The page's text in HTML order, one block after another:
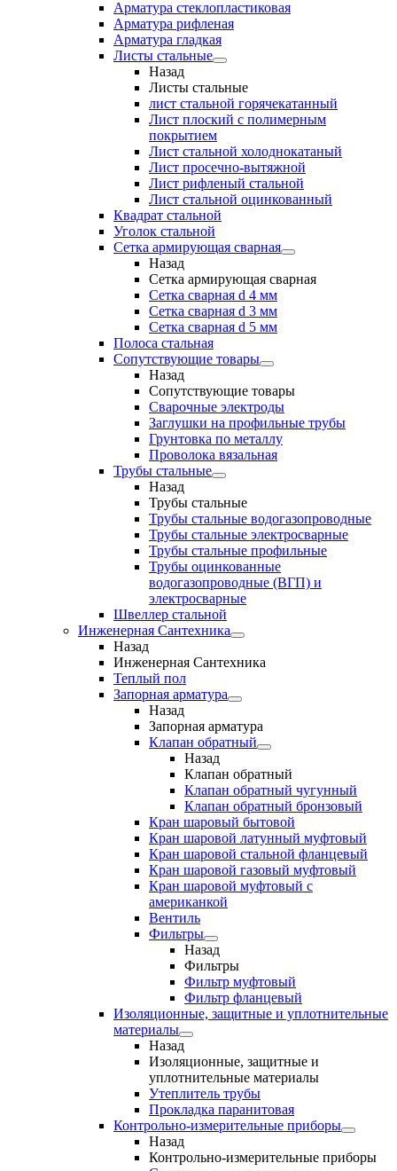
Арматура стеклопластиковая
Арматура рифленая
Арматура гладкая
Листы стальные
Назад
Листы стальные
лист стальной горячекатанный
Лист плоский с полимерным
покрытием
Лист стальной холоднокатаный
Лист просечно-вытяжной
Лист рифленый стальной
Лист стальной оцинкованный
Квадрат стальной
Уголок стальной
Сетка армирующая сварная
Назад
Сетка армирующая сварная
Сетка сварная d 4 мм
Сетка сварная d 3 мм
Сетка сварная d 5 мм
Полоса стальная
Сопутствующие товары
Назад
Сопутствующие товары
Сварочные электроды
Заглушки на профильные трубы
Грунтовка по металлу
Проволока вязальная
Трубы стальные
Назад
Трубы стальные
Трубы стальные водогазопроводные
Трубы стальные электросварные
Трубы стальные профильные
Трубы оцинкованные
водогазопроводные (ВГП) и
электросварные
Швеллер стальной
Инженерная Сантехника
Назад
Инженерная Сантехника
Теплый пол
Запорная арматура
Назад
Запорная арматура
Клапан обратный
Назад
Клапан обратный
Клапан обратный чугунный
Клапан обратный бронзовый
Кран шаровый бытовой
Кран шаровой латунный муфтовый
Кран шаровой стальной фланцевый
Кран шаровой газовый муфтовый
Кран шаровой муфтовый с
американкой
Вентиль
Фильтры
Назад
Фильтры
Фильтр муфтовый
Фильтр фланцевый
Изоляционные, защитные и уплотнительные
материалы
Назад
Изоляционные, защитные и
уплотнительные материалы
Утеплитель трубы
Прокладка паранитовая
Контрольно-измерительные приборы
Назад
Контрольно-измерительные приборы